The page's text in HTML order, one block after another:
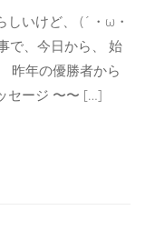
しいけど、 (´・ω・
で、今日から、 始
昨年の優勝者から
セージ 〜〜 […]